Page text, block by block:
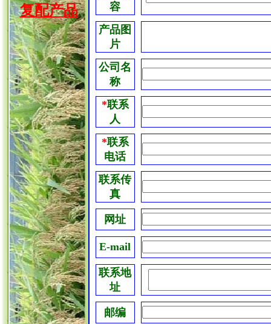
复配产品
容
产品图
片
公司名
称
*联系
人
*联系
电话
联系传
真
网址
E-mail
联系地
址
邮编